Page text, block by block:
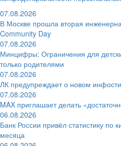
07.08.2026
В Москве прошла вторая
Community Day
07.08.2026
Минцифры: Ограничения для
только родителями
07.08.2026
ЛК предупреждает о новом
07.08.2026
MAX приглашает делать
06.08.2026
Банк России привёл статистику по
месяца